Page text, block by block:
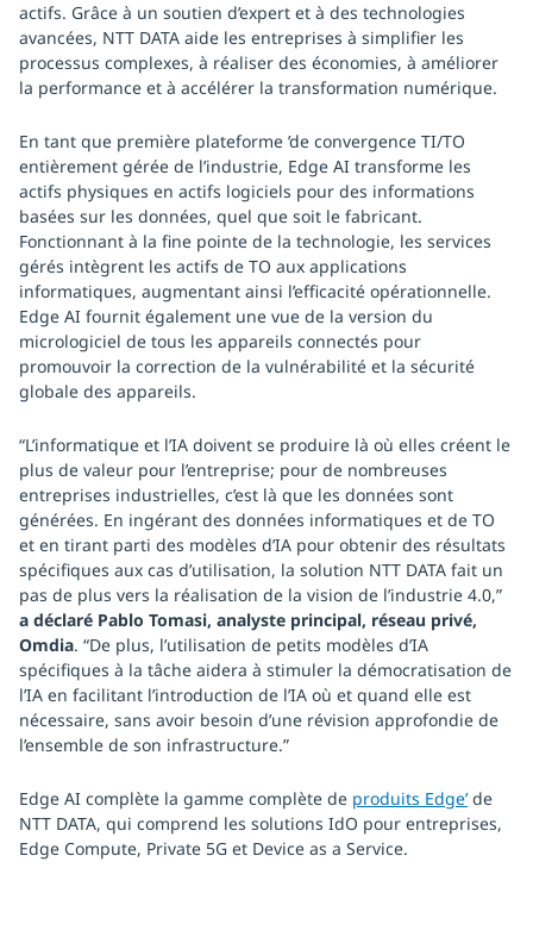
actifs. Grâce à un soutien d’expert et à des technologies
avancées, NTT DATA aide les entreprises à simplifier les
processus complexes, à réaliser des économies, à améliorer
la performance et à accélérer la transformation numérique.
En tant que première plateforme ’de convergence TI/TO
entièrement gérée de l’industrie, Edge AI transforme les
actifs physiques en actifs logiciels pour des informations
basées sur les données, quel que soit le fabricant.
Fonctionnant à la fine pointe de la technologie, les services
gérés intègrent les actifs de TO aux applications
informatiques, augmentant ainsi l’efficacité opérationnelle.
Edge AI fournit également une vue de la version du
micrologiciel de tous les appareils connectés pour
promouvoir la correction de la vulnérabilité et la sécurité
globale des appareils.
“L’informatique et l’IA doivent se produire là où elles créent le
plus de valeur pour l’entreprise; pour de nombreuses
entreprises industrielles, c’est là que les données sont
générées. En ingérant des données informatiques et de TO
et en tirant parti des modèles d’IA pour obtenir des résultats
spécifiques aux cas d’utilisation, la solution NTT DATA fait un
pas de plus vers la réalisation de la vision de l’industrie 4.0,”
a déclaré Pablo Tomasi, analyste principal, réseau privé,
Omdia. “De plus, l’utilisation de petits modèles d’IA
spécifiques à la tâche aidera à stimuler la démocratisation de
l’IA en facilitant l’introduction de l’IA où et quand elle est
nécessaire, sans avoir besoin d’une révision approfondie de
l’ensemble de son infrastructure.”
Edge AI complète la gamme complète de produits Edge’de
NTT DATA, qui comprend les solutions IdO pour entreprises,
Edge Compute, Private 5G et Device as a Service.